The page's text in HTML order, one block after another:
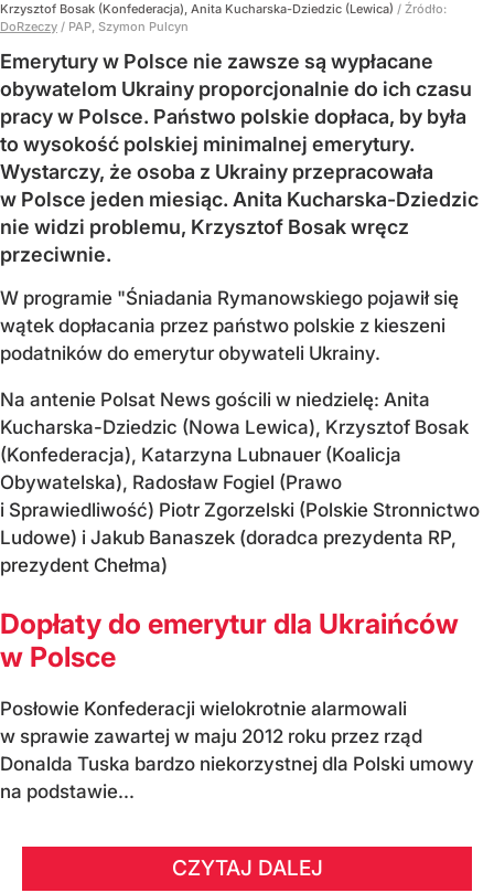
Krzysztof Bosak (Konfederacja), Anita Kucharska-Dziedzic (Lewica) / Źródło:
DoRzeczy / PAP, Szymon Pulcyn
Emerytury w Polsce nie zawsze są wypłacane
obywatelom Ukrainy proporcjonalnie do ich czasu
pracy w Polsce. Państwo polskie dopłaca, by była
to wysokość polskiej minimalnej emerytury.
Wystarczy, że osoba z Ukrainy przepracowała
w Polsce jeden miesiąc. Anita Kucharska-Dziedzic
nie widzi problemu, Krzysztof Bosak wręcz
przeciwnie.
W programie "Śniadania Rymanowskiego pojawił się
wątek dopłacania przez państwo polskie z kieszeni
podatników do emerytur obywateli Ukrainy.
Na antenie Polsat News gościli w niedzielę: Anita
Kucharska-Dziedzic (Nowa Lewica), Krzysztof Bosak
(Konfederacja), Katarzyna Lubnauer (Koalicja
Obywatelska), Radosław Fogiel (Prawo
i Sprawiedliwość) Piotr Zgorzelski (Polskie Stronnictwo
Ludowe) i Jakub Banaszek (doradca prezydenta RP,
prezydent Chełma)
Dopłaty do emerytur dla Ukraińców
w Polsce
Posłowie Konfederacji wielokrotnie alarmowali
w sprawie zawartej w maju 2012 roku przez rząd
Donalda Tuska bardzo niekorzystnej dla Polski umowy
na podstawie...
CZYTAJ DALEJ